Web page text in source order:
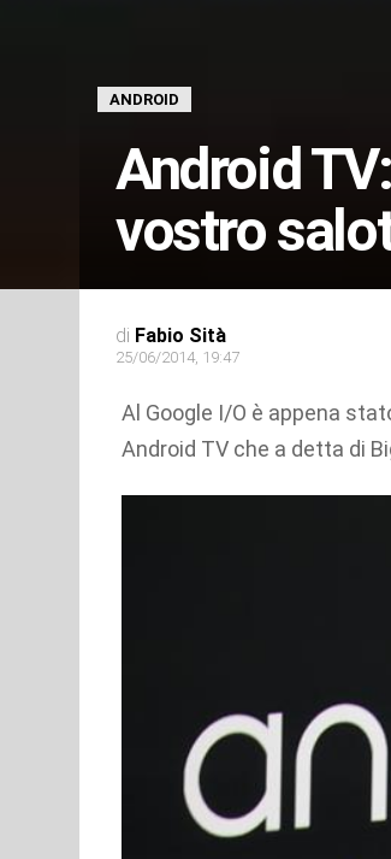
ANDROID
Android
vostro
di Fabio Sità
25/06/2014, 19:47
Al Google I/O è appena
Android TV che a detta di